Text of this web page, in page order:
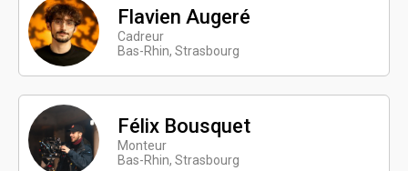
Flavien Augeré
Cadreur
Bas-Rhin, Strasbourg
Félix Bousquet
Monteur
Bas-Rhin, Strasbourg